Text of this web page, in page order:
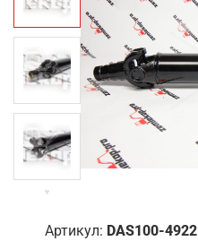
Артикул: DAS100-4922